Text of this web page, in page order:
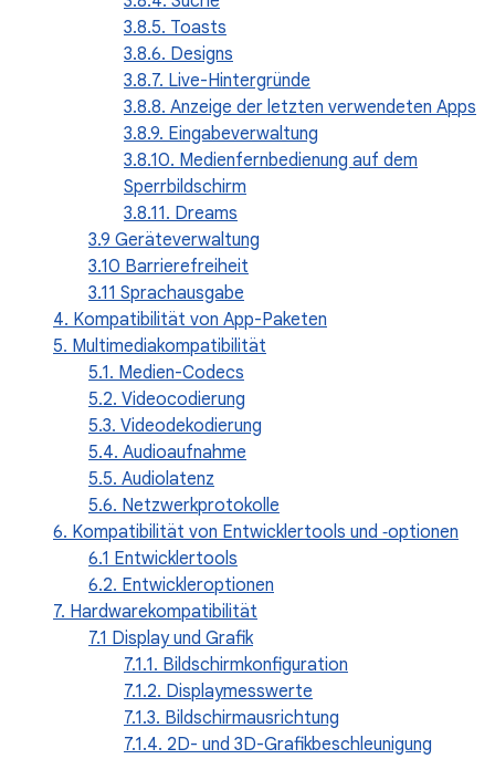
3.8.5. Toasts
3.8.6. Designs
3.8.7. Live-Hintergründe
3.8.8. Anzeige der letzten verwendeten Apps
3.8.9. Eingabeverwaltung
3.8.10. Medienfernbedienung auf dem
Sperrbildschirm
3.8.11. Dreams
3.9 Geräteverwaltung
3.10 Barrierefreiheit
3.11 Sprachausgabe
4. Kompatibilität von App-Paketen
5. Multimediakompatibilität
5.1. Medien-Codecs
5.2. Videocodierung
5.3. Videodekodierung
5.4. Audioaufnahme
5.5. Audiolatenz
5.6. Netzwerkprotokolle
6. Kompatibilität von Entwicklertools und ‑optionen
6.1 Entwicklertools
6.2. Entwickleroptionen
7. Hardwarekompatibilität
7.1 Display und Grafik
7.1.1. Bildschirmkonfiguration
7.1.2. Displaymesswerte
7.1.3. Bildschirmausrichtung
7.1.4. 2D- und 3D-Grafikbeschleunigung